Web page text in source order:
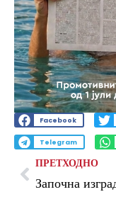
Facebook
Telegram
ПРЕТХОДНО